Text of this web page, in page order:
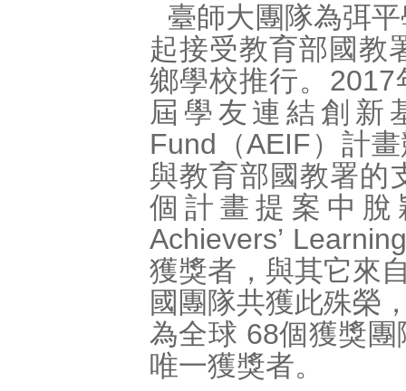
臺師大團隊為弭
起接受教育部國教
鄉學校推行。
屆學友連結創新
Fund（AEIF）計
與教育部國教署的
個計畫提案中脫
Achievers’
獲獎者，與其它來
國團隊共獲此殊榮
為全球 68個獲獎
唯一獲獎者。